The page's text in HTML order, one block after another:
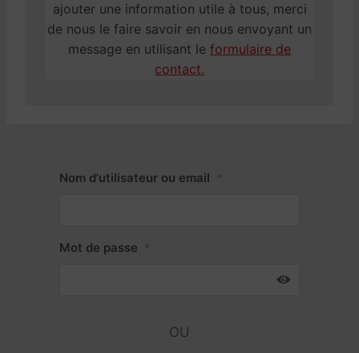
ajouter une information utile à tous, merci
de nous le faire savoir en nous envoyant un
message en utilisant le formulaire de
contact.
Nom d'utilisateur ou email
Mot de passe
OU